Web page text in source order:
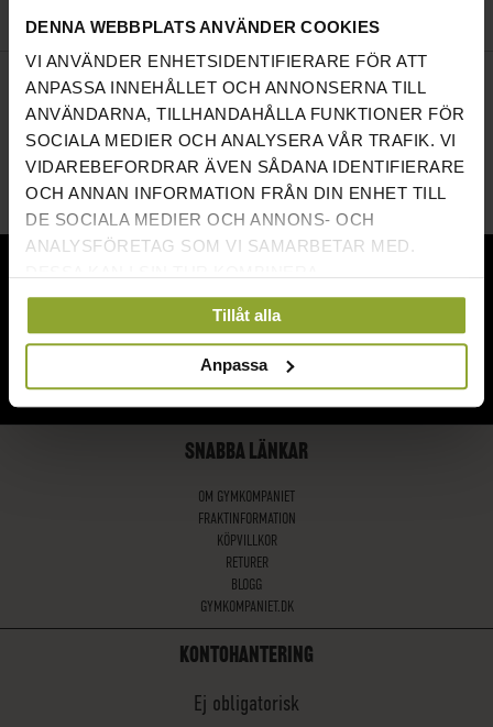
DENNA WEBBPLATS ANVÄNDER COOKIES
VI ANVÄNDER ENHETSIDENTIFIERARE FÖR ATT
ANPASSA INNEHÅLLET OCH ANNONSERNA TILL
ANVÄNDARNA, TILLHANDAHÅLLA FUNKTIONER FÖR
SOCIALA MEDIER OCH ANALYSERA VÅR TRAFIK. VI
VIDAREBEFORDRAR ÄVEN SÅDANA IDENTIFIERARE
OCH ANNAN INFORMATION FRÅN DIN ENHET TILL
DE SOCIALA MEDIER OCH ANNONS- OCH
ANALYSFÖRETAG SOM VI SAMARBETAR MED.
INFORMATIONEN MED ANNAN INFORMATION SOM
DU HAR TILLHANDAHÅLLIT ELLER SOM DE HAR
SAMLAT IN NÄR DU HAR ANVÄNT DERAS
Tillåt alla
Anpassa
HANDTAG/GREPP
NÖJDA KUNDER
SNABBA LÄNKAR
OM GYMKOMPANIET
FRAKTINFORMATION
KÖPVILLKOR
RETURER
BLOGG
GYMKOMPANIET.DK
KONTOHANTERING
Ej obligatorisk